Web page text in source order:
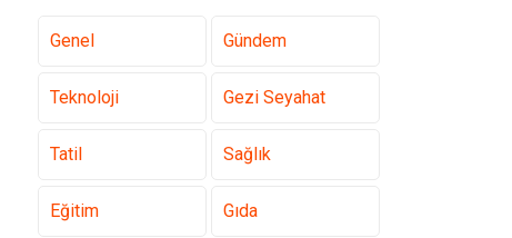
Genel Gündem
Teknoloji Gezi Seyahat
Tatil Sağlık
Eğitim Gıda